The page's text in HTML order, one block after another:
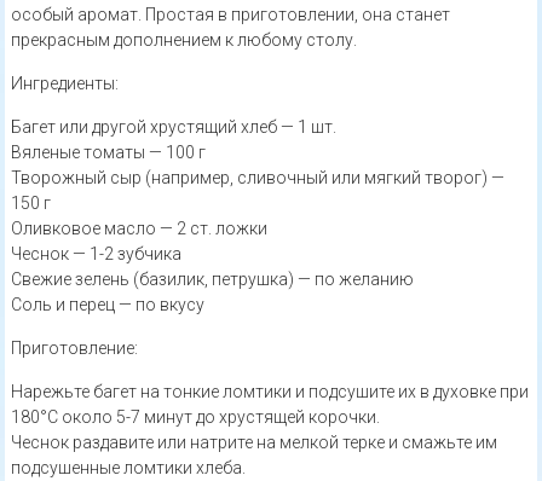
особый аромат. Простая в приготовлении, она станет
прекрасным дополнением к любому столу.
Ингредиенты:
Багет или другой хрустящий хлеб — 1 шт.
Вяленые томаты — 100 г
Творожный сыр (например, сливочный или мягкий творог) —
150 г
Оливковое масло — 2 ст. ложки
Чеснок — 1-2 зубчика
Свежие зелень (базилик, петрушка) — по желанию
Соль и перец — по вкусу
Приготовление:
Нарежьте багет на тонкие ломтики и подсушите их в духовке при
180°C около 5-7 минут до хрустящей корочки.
Чеснок раздавите или натрите на мелкой терке и смажьте им
подсушенные ломтики хлеба.